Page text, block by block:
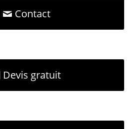
Contact
Devis gratuit